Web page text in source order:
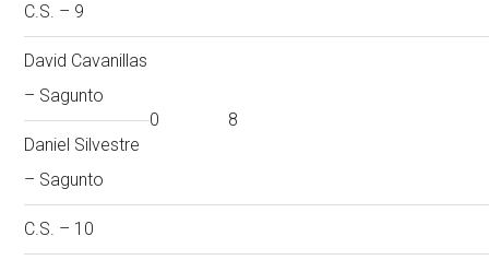
C.S. – 9
David Cavanillas
– Sagunto
0
8
Daniel Silvestre
– Sagunto
C.S. – 10